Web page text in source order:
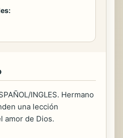
INGLES. Hermano
una lección
amor de Dios.